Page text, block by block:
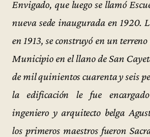
Envigado, que luego se llamó
nueva sede inaugurada en 1920.
en 1913, se construyó en un
Municipio en el llano de San
de mil quinientos cuarenta y seis
la edificación le fue
ingeniero y arquitecto belga
los primeros maestros fueron